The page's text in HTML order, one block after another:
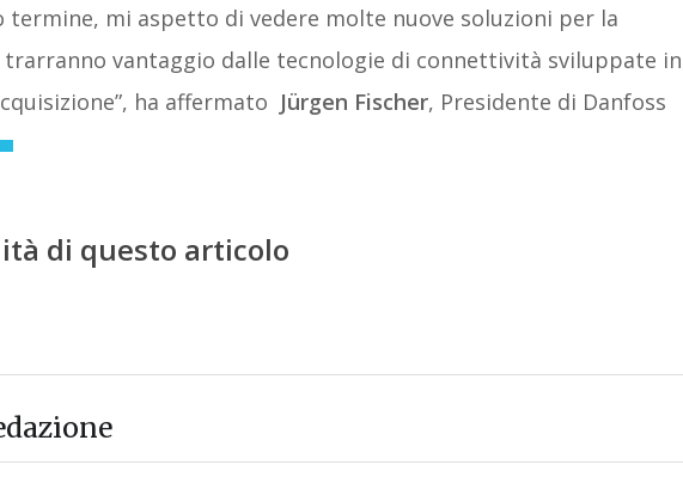
termine, mi aspetto di vedere molte nuove soluzioni per la
trarranno vantaggio dalle tecnologie di connettività sviluppate in
ha affermato Jürgen Fischer, Presidente di Danfoss
di questo articolo